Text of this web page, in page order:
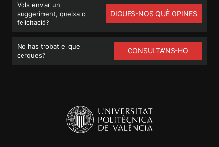
Vols enviar un
suggeriment, queixa o
felicitació?
DIGUES-NOS QUÈ OPINES
No has trobat el que
cerques?
CONSULTA'NS-HO